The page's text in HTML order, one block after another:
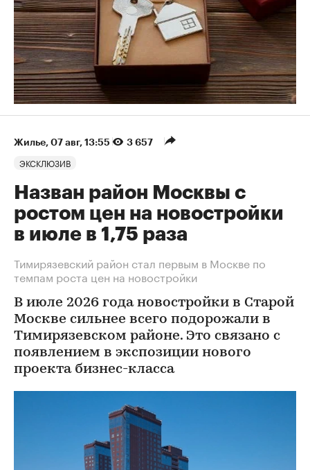
Жилье 07 авг, 13:55 3 657
ЭКСКЛЮЗИВ
Назван район Москвы с
ростом цен на новостройки
в июле в 1,75 раза
Тимирязевский район стал первым в Москве по
темпам роста цен на новостройки
В июле 2026 года новостройки в Старой
Москве сильнее всего подорожали в
Тимирязевском районе. Это связано с
появлением в экспозиции нового
проекта бизнес-класса